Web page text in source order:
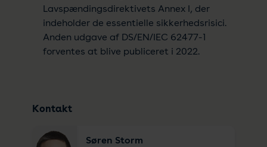
Lavspændingsdirektivets Annex I, der
indeholder de essentielle sikkerhedsrisici.
Anden udgave af DS/EN/IEC 62477-1
forventes at blive publiceret i 2022.
Kontakt
Søren Storm